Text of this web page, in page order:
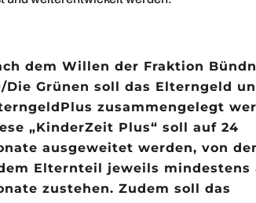
dem Willen der Fraktion
Die Grünen soll das Elterngeld
zusammengelegt
„KinderZeit Plus“ soll auf 24
ausgeweitet werden, von
Elternteil jeweils mindestens
zustehen. Zudem soll das